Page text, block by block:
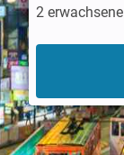
2 erwachsene